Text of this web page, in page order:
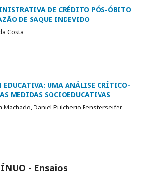
DE CRÉDITO PÓS-ÓBITO
DE SAQUE INDEVIDO
Costa
EDUCATIVA: UMA ANÁLISE CRÍTICO-
MEDIDAS SOCIOEDUCATIVAS
Machado, Daniel Pulcherio Fensterseifer
- Ensaios